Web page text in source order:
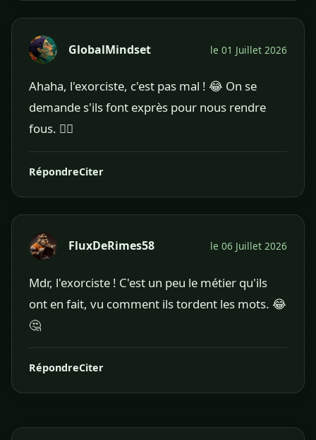
GlobalMindset le 01 Juillet 2026
Ahaha, l'exorciste, c'est pas mal ! 😂 On se
demande s'ils font exprès pour nous rendre
fous. 😵‍💫
RépondreCiter
FluxDeRimes58 le 06 Juillet 2026
Mdr, l'exorciste ! C'est un peu le métier qu'ils
ont en fait, vu comment ils tordent les mots. 😂
🤔
RépondreCiter